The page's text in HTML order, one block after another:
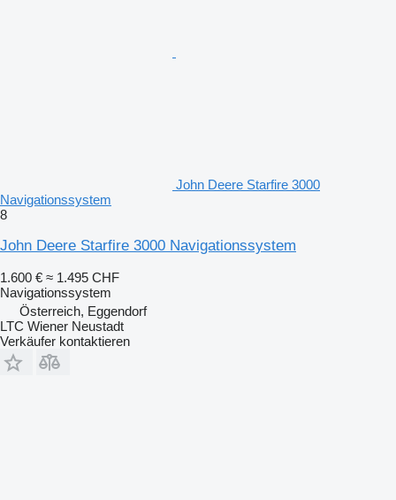
John Deere Starfire 3000
Navigationssystem
8
John Deere Starfire 3000 Navigationssystem
1.600 € ≈ 1.495 CHF
Navigationssystem
Österreich, Eggendorf
LTC Wiener Neustadt
Verkäufer kontaktieren